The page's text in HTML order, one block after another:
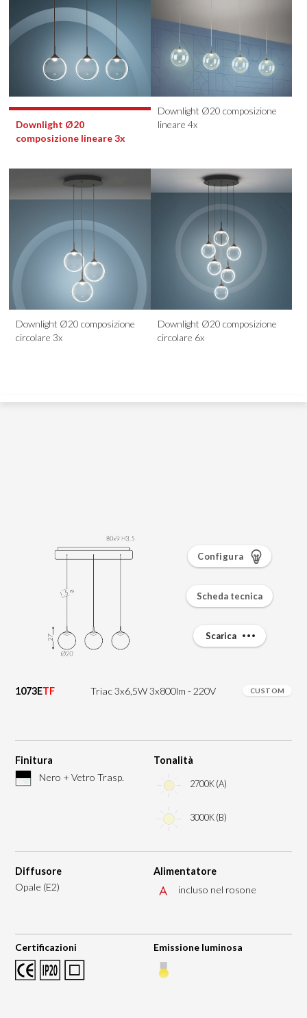
1073ETF Triac 3x6,5W 3x800lm - 220V CUSTOM
Finitura
Nero + Vetro Trasp.
Tonalità
2700K (A)
3000K (B)
Diffusore
Opale (E2)
Alimentatore
incluso nel rosone
Certificazioni Emissione luminosa
Configura
Scheda tecnica
Scarica